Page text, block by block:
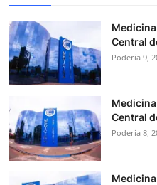
Central
Poderia 9,
Central
Poderia 8,